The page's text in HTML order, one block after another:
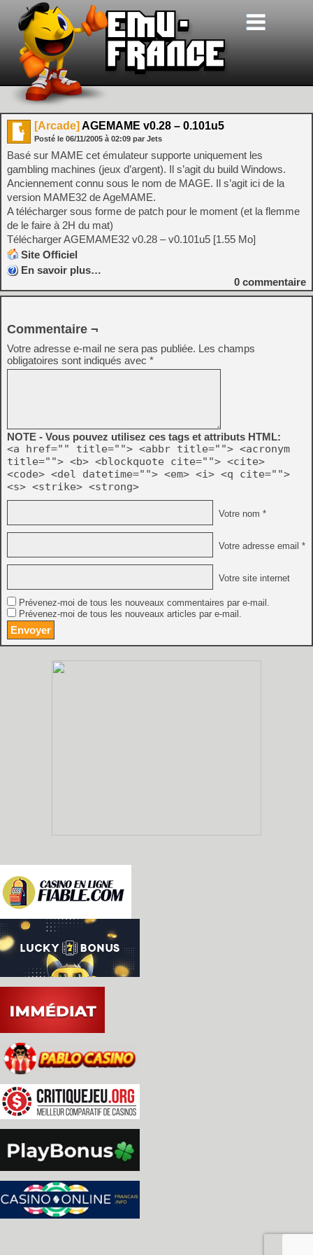
[Arcade] AGEMAME v0.28 – 0.101u5
Posté le 06/11/2005 à 02:09 par Jets
Basé sur MAME cet émulateur supporte uniquement les
gambling machines (jeux d’argent). Il s’agit du build Windows.
Anciennement connu sous le nom de MAGE. Il s’agit ici de la
version MAME32 de AgeMAME.
A télécharger sous forme de patch pour le moment (et la flemme
de le faire à 2H du mat)
Télécharger AGEMAME32 v0.28 – v0.101u5 [1.55 Mo]
Site Officiel
En savoir plus…
0 commentaire
Commentaire ¬
Votre adresse e-mail ne sera pas publiée. Les champs
obligatoires sont indiqués avec *
NOTE - Vous pouvez utilisez ces tags et attributs HTML:
<a href="" title=""> <abbr title=""> <acronym
title=""> <b> <blockquote cite=""> <cite>
<code> <del datetime=""> <em> <i> <q cite="">
<s> <strike> <strong>
Votre nom *
Votre adresse email *
Votre site internet
Prévenez-moi de tous les nouveaux commentaires par e-mail.
Prévenez-moi de tous les nouveaux articles par e-mail.